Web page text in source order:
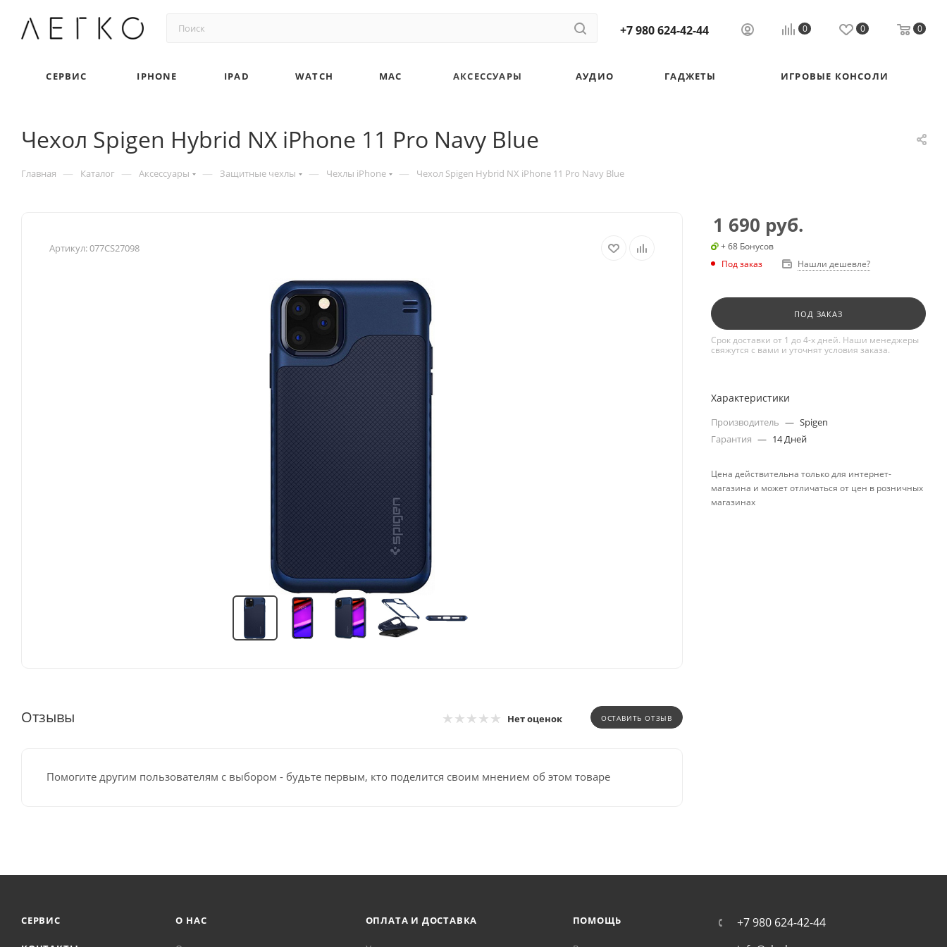
+7 980 624-42-44 0 0 0
СЕРВИС IPHONE IPAD WATCH MAC АКСЕССУАРЫ АУДИО ГАДЖЕТЫ ИГРОВЫЕ КОНСОЛИ
Чехол Spigen Hybrid NX iPhone 11 Pro Navy Blue
Главная — Каталог — Аксессуары — Защитные чехлы — Чехлы iPhone — Чехол Spigen Hybrid NX iPhone 11 Pro Navy Blue
Артикул:077CS27098
Отзывы Нет оценок ОСТАВИТЬ ОТЗЫВ
Помогите другим пользователям с выбором - будьте первым, кто поделится своим мнением об этом товаре
1 690 руб.
+ 68 Бонусов
Под заказ
Нашли дешевле?
ПОД ЗАКАЗ
Срок доставки от 1 до 4-х дней. Наши менеджеры
свяжутся с вами и уточнят условия заказа.
Характеристики
Производитель — Spigen
Гарантия — 14 Дней
Цена действительна только для интернет-
магазина и может отличаться от цен в розничных
магазинах
СЕРВИС О НАС ОПЛАТА И ДОСТАВКА ПОМОЩЬ +7 980 624-42-44